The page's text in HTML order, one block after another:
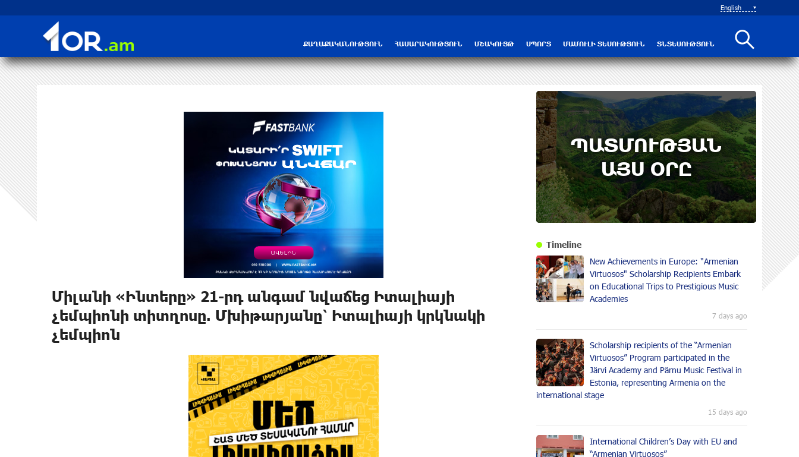
English
ՔԱՂԱՔԱԿԱՆՈՒԹՅՈՒՆ ՀԱՍԱՐԱԿՈՒԹՅՈՒՆ ՄՇԱԿՈՒՅԹ ՍՊՈՐՏ ՄԱՄՈՒԼԻ ՏԵՍՈՒԹՅՈՒՆ ՏՆՏԵՍՈՒԹՅՈՒՆ
Միլանի «Ինտերը» 21-րդ անգամ նվաճեց Իտալիայի
չեմպիոնի տիտղոսը. Մխիթարյանը՝ Իտալիայի կրկնակի
չեմպիոն
ՊԱՏՄՈՒԹՅԱՆ
ԱՅՍ ՕՐԸ
Timeline
New Achievements in Europe: "Armenian
Virtuosos" Scholarship Recipients Embark
on Educational Trips to Prestigious Music
Academies
7 days ago
Scholarship recipients of the “Armenian
Virtuosos” Program participated in the
Järvi Academy and Pärnu Music Festival in
Estonia, representing Armenia on the
international stage
15 days ago
International Children’s Day with EU and
“Armenian Virtuosos”